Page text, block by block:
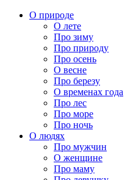
О природе
О лете
Про зиму
Про природу
Про осень
О весне
Про березу
О временах года
Про лес
Про море
Про ночь
О людях
Про мужчин
О женщине
Про маму